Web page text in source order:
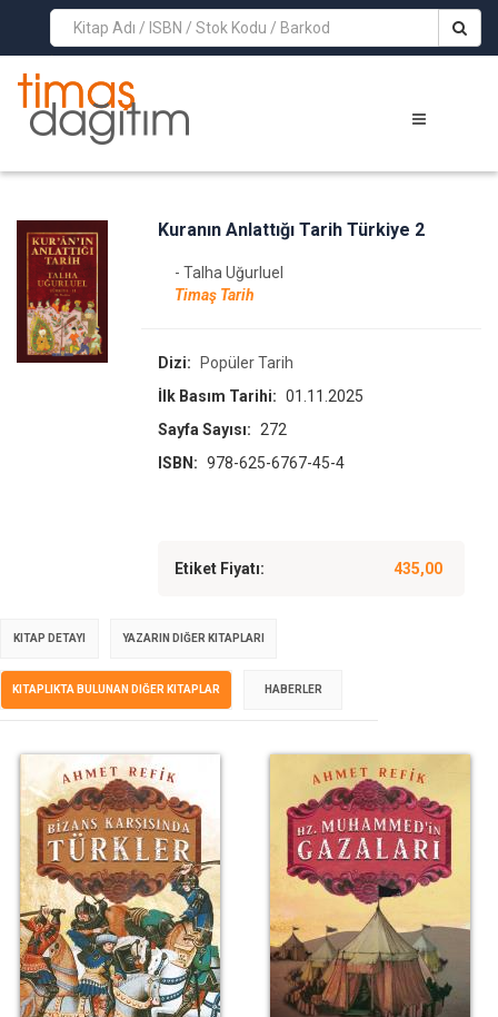
>
Kuranın Anlattığı Tarih Türkiye 2
- Talha Uğurluel
Timaş Tarih
Dizi:
Popüler Tarih
İlk Basım Tarihi: 01.11.2025
Sayfa Sayısı:
272
ISBN: 978-625-6767-45-4
Etiket Fiyatı: 435,00
KITAP DETAYI YAZARIN DIĞER KITAPLARI
KITAPLIKTA BULUNAN DIĞER KITAPLAR HABERLER